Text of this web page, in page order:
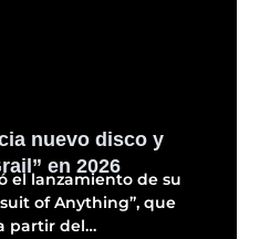
nuevo disco y
en 2026
el lanzamiento de su
of Anything”, que
partir del…